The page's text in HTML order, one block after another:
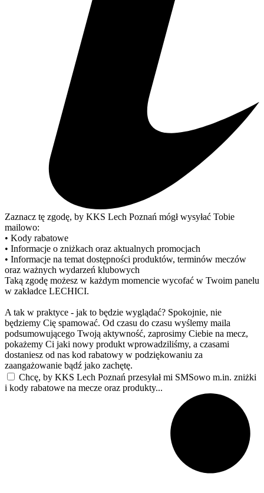
Zaznacz tę zgodę, by KKS Lech Poznań mógł wysyłać Tobie
mailowo:
• Kody rabatowe
• Informacje o zniżkach oraz aktualnych promocjach
• Informacje na temat dostępności produktów, terminów meczów
oraz ważnych wydarzeń klubowych
Taką zgodę możesz w każdym momencie wycofać w Twoim panelu
w zakładce LECHICI.
A tak w praktyce - jak to będzie wyglądać? Spokojnie, nie
będziemy Cię spamować. Od czasu do czasu wyślemy maila
podsumowującego Twoją aktywność, zaprosimy Ciebie na mecz,
pokażemy Ci jaki nowy produkt wprowadziliśmy, a czasami
dostaniesz od nas kod rabatowy w podziękowaniu za
zaangażowanie bądź jako zachętę.
Chcę, by KKS Lech Poznań przesyłał mi SMSowo m.in. zniżki
i kody rabatowe na mecze oraz produkty...